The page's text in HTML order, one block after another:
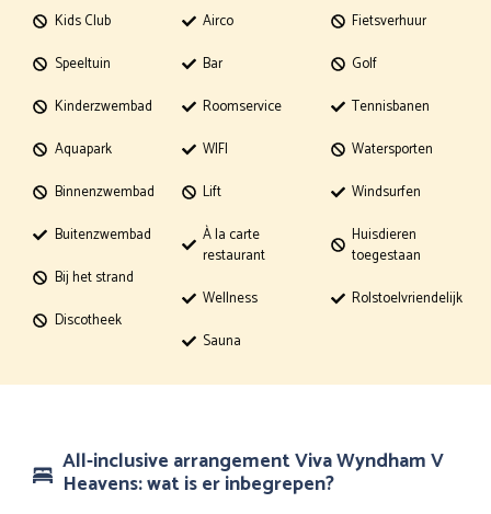
Kids Club
Speeltuin
Kinderzwembad
Aquapark
Binnenzwembad
Buitenzwembad
Bij het strand
Discotheek
Airco
Bar
Roomservice
WIFI
Lift
À la carte
restaurant
Wellness
Sauna
Fietsverhuur
Golf
Tennisbanen
Watersporten
Windsurfen
Huisdieren
toegestaan
Rolstoelvriendelijk
All-inclusive arrangement Viva Wyndham V
Heavens: wat is er inbegrepen?